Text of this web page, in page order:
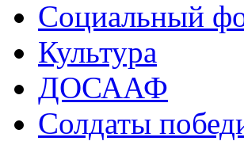
Социальный
Культура
ДОСААФ
Солдаты